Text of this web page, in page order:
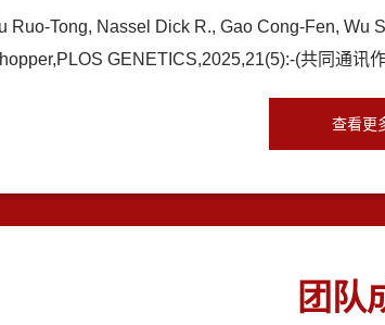
Ruo-Tong, Nassel Dick R., Gao Cong-Fen,
GENETICS,2025,21(5):-(共同通讯
查看更
团队